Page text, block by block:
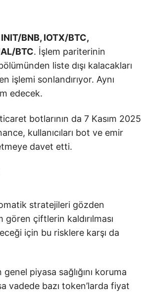
INIT/BNB, IOTX/BTC,
BTC. İşlem pariterinin
liste dışı kalacakları
işlemi sonlandırıyor. Aynı
edecek.
botlarının da 7 Kasım 2025
kullanıcıları bot ve emir
davet etti.
stratejileri gözden
gören çiftlerin kaldırılması
için bu risklere karşı da
piyasa sağlığını koruma
vadede bazı token’larda fiyat